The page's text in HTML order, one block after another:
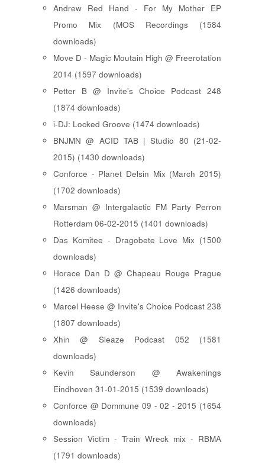
Andrew Red Hand - For My Mother EP
Promo Mix (MOS Recordings (1584
downloads)
Move D - Magic Moutain High @ Freerotation
2014 (1597 downloads)
Petter B @ Invite's Choice Podcast 248
(1874 downloads)
i-DJ: Locked Groove (1474 downloads)
BNJMN @ ACID TAB | Studio 80 (21-02-
2015) (1430 downloads)
Conforce - Planet Delsin Mix (March 2015)
(1702 downloads)
Marsman @ Intergalactic FM Party Perron
Rotterdam 06-02-2015 (1401 downloads)
Das Komitee - Dragobete Love Mix (1500
downloads)
Horace Dan D @ Chapeau Rouge Prague
(1426 downloads)
Marcel Heese @ Invite's Choice Podcast 238
(1807 downloads)
Xhin @ Sleaze Podcast 052 (1581
downloads)
Kevin Saunderson @ Awakenings
Eindhoven 31-01-2015 (1539 downloads)
Conforce @ Dommune 09 - 02 - 2015 (1654
downloads)
Session Victim - Train Wreck mix - RBMA
(1791 downloads)